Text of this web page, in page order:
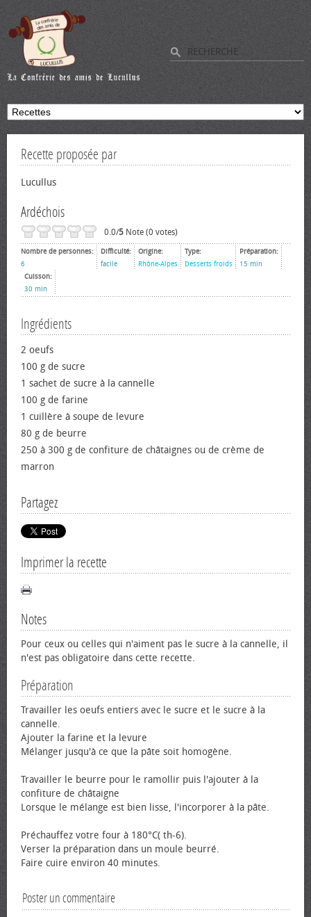
Recette proposée par
Lucullus
Ardéchois
0.0/5 Note (0 votes)
Nombre de personnes:
6
Difficulté:
facile
Origine:
Rhône-Alpes
Type:
Desserts froids
Préparation:
15 min
Cuisson:
30 min
Ingrédients
2 œufs
100 g de sucre
1 sachet de sucre à la cannelle
100 g de farine
1 cuillère à soupe de levure
80 g de beurre
250 à 300 g de confiture de châtaignes ou de crème de
marron
Partagez
Imprimer la recette
Notes
Pour ceux ou celles qui n'aiment pas le sucre à la cannelle, il
n'est pas obligatoire dans cette recette.
Préparation
Travailler les œufs entiers avec le sucre et le sucre à la
cannelle.
Ajouter la farine et la levure
Mélanger jusqu'à ce que la pâte soit homogène.
Travailler le beurre pour le ramollir puis l'ajouter à la
confiture de châtaigne
Lorsque le mélange est bien lisse, l'incorporer à la pâte.
Préchauffez votre four à 180°C( th-6).
Verser la préparation dans un moule beurré.
Faire cuire environ 40 minutes.
Poster un commentaire